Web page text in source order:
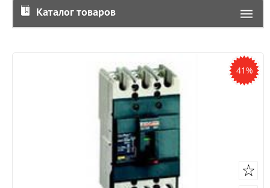
Каталог товаров
41%